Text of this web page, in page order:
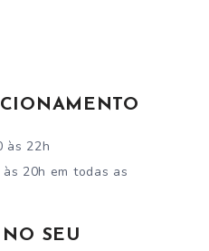
às 22h
20h em todas as
NO SEU